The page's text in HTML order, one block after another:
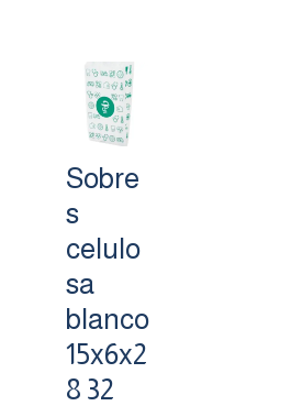
Sobre
s
celulo
sa
blanco
15x6x2
8 32